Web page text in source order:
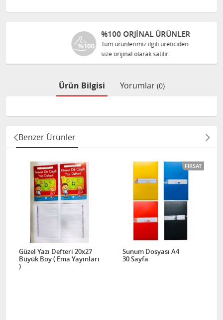
%100 ORJINAL ÜRÜNLER
Tüm ürünlerimiz ilgili üreticiden
size orijinal olarak satılır.
Ürün Bilgisi Yorumlar (0)
Benzer Ürünler
Güzel Yazı Defteri 20x27
Büyük Boy ( Ema Yayınları
)
FIRSAT
Sunum Dosyası A4
30 Sayfa